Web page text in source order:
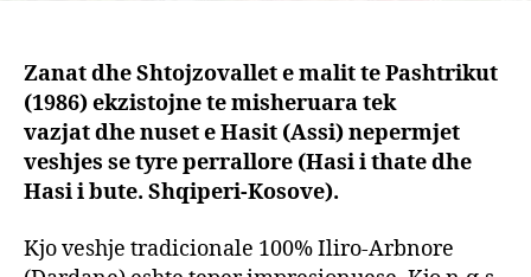
Zanat dhe Shtojzovallet e malit te Pashtrikut
(1986) ekzistojne te misheruara tek
vazjat dhe nuset e Hasit (Assi) nepermjet
veshjes se tyre perrallore (Hasi i thate dhe
Hasi i bute. Shqiperi-Kosove).
Kjo veshje tradicionale 100% Iliro-Arbnore